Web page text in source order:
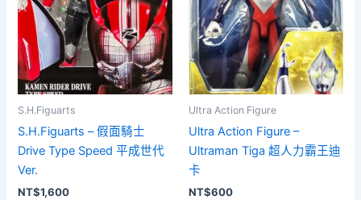
S.H.Figuarts
S.H.Figuarts – 假面騎士
Drive Type Speed 平成世代
Ver.
NT$1,600
Ultra Action Figure
Ultra Action Figure –
Ultraman Tiga 超人力霸王迪
卡
NT$600